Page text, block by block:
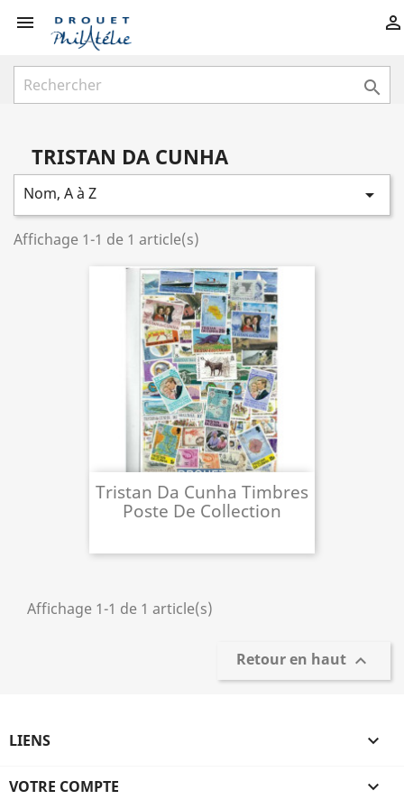
 

TRISTAN DA CUNHA
Nom, A à Z 
Affichage 1-1 de 1 article(s)
Tristan Da Cunha Timbres
Poste De Collection
Affichage 1-1 de 1 article(s)
Retour en haut 
LIENS 
VOTRE COMPTE 